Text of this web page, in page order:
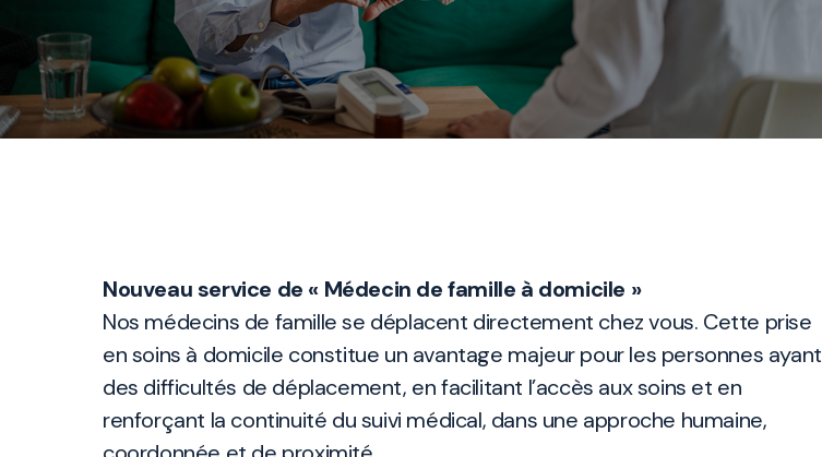
Nouveau service de « Médecin de famille à domicile »
Nos médecins de famille se déplacent directement chez vous. Cette prise
en soins à domicile constitue un avantage majeur pour les personnes ayant
des difficultés de déplacement, en facilitant l’accès aux soins et en
renforçant la continuité du suivi médical, dans une approche humaine,